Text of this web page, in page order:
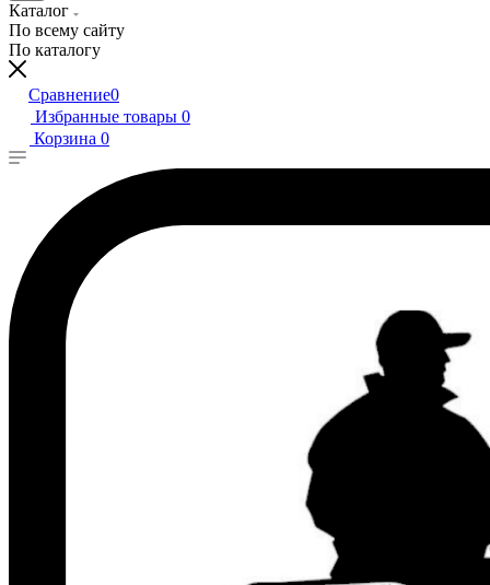
Каталог
По всему сайту
По каталогу
Сравнение0
Избранные товары 0
Корзина 0